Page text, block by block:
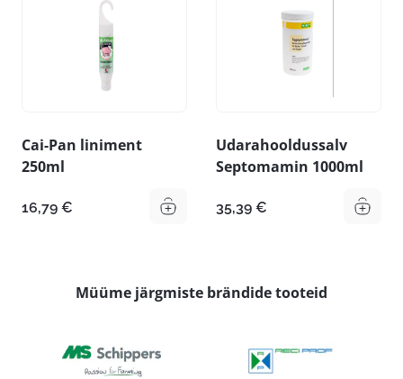
Cai-Pan liniment
250ml
16,79 €
Udarahooldussalv
Septomamin 1000ml
35,39 €
Müüme järgmiste brändide tooteid